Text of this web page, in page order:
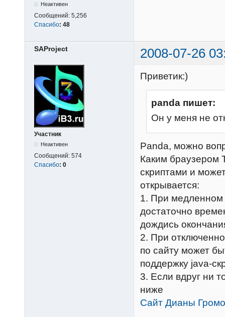
Неактивен
Сообщений: 5,256
Спасибо: 48
SAProject 2008-07-26
Участник
Неактивен
Сообщений: 574
Спасибо: 0
Приветик:)
panda пишет:
Он у меня не
Panda, можно
Каким браузером
скриптами и
открывается:
1. При медленном
достаточно
дождись
2. При
по сайту может
поддержку java-
3. Если вдруг ни
ниже
Сайт Дианы